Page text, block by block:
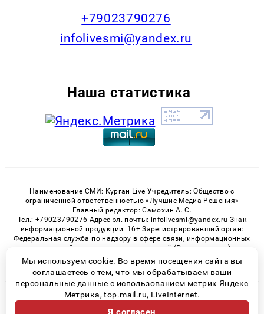
+79023790276
infolivesmi@yandex.ru
Наша статистика
Наименование СМИ: Курган Live Учредитель: Общество с
ограниченной ответственностью «Лучшие Медиа Решения»
Главный редактор: Самохин А. С.
Тел.: +79023790276 Адрес эл. почты: infolivesmi@yandex.ru Знак
информационной продукции: 16+ Зарегистрировавший орган:
Федеральная служба по надзору в сфере связи, информационных
технологий и массовых коммуникаций (Роскомнадзор)
Регистрационный номер СМИ ЭЛ № ФС 77 - 82535 от 21.01.2022
© 2026 «Kurgan-Live» | Все права защищены
Возрастная категория сайта 16+
Мы используем cookie. Во время посещения сайта вы
соглашаетесь с тем, что мы обрабатываем ваши
персональные данные с использованием метрик Яндекс
Метрика, top.mail.ru, LiveInternet.